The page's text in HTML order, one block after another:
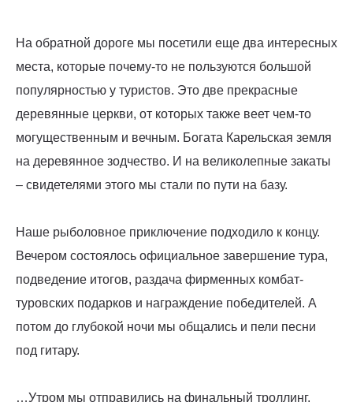
На обратной дороге мы посетили еще два интересных
места, которые почему-то не пользуются большой
популярностью у туристов. Это две прекрасные
деревянные церкви, от которых также веет чем-то
могущественным и вечным. Богата Карельская земля
на деревянное зодчество. И на великолепные закаты
– свидетелями этого мы стали по пути на базу.
Наше рыболовное приключение подходило к концу.
Вечером состоялось официальное завершение тура,
подведение итогов, раздача фирменных комбат-
туровских подарков и награждение победителей. А
потом до глубокой ночи мы общались и пели песни
под гитару.
…Утром мы отправились на финальный троллинг,